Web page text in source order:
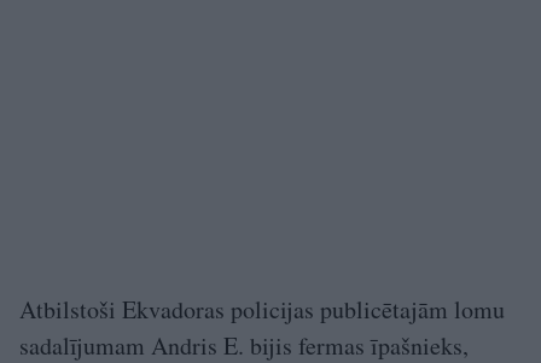
Atbilstoši Ekvadoras policijas publicētajām lomu
sadalījumam Andris E. bijis fermas īpašnieks,